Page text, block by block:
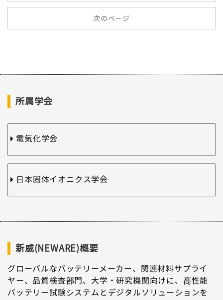
次のページ
所属学会
電気化学会
日本固体イオニクス学会
新威(NEWARE)概要
グローバルなバッテリーメーカー、関連材料サプライ
ヤー、品質検査部門、大学・研究機関向けに、高性能
バッテリー試験システムとデジタルソリューションを